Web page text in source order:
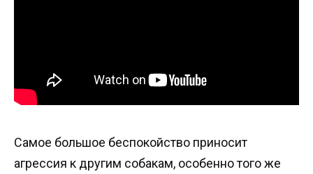
Самое большое беспокойство приносит
агрессия к другим собакам, особенно того же